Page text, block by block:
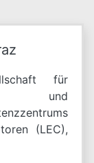
für
und
(LEC),